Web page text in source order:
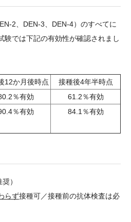
2、DEN-3、DEN-4）のすべてに
験では下記の有効性が確認されまし
12か月後時点
接種後4年半時点
％有効
61.2％有効
％有効 84.1％有効
）
らず接種可／接種前の抗体検査は必